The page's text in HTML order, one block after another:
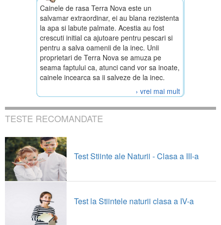
Cainele de rasa Terra Nova este un
salvamar extraordinar, ei au blana rezistenta
la apa si labute palmate. Acestia au fost
crescuti initial ca ajutoare pentru pescari si
pentru a salva oamenii de la inec. Unii
proprietari de Terra Nova se amuza pe
seama faptului ca, atunci cand vor sa inoate,
cainele incearca sa ii salveze de la inec.
› vrei mai mult
TESTE RECOMANDATE
Test Stiinte ale Naturii - Clasa a III-a
Test la Stiintele naturii clasa a IV-a